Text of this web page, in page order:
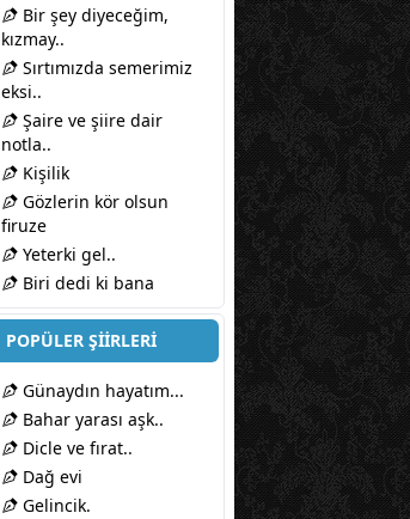
Bir şey diyeceğim,
kızmay..
Sırtımızda semerimiz
eksi..
Şaire ve şiire dair
notla..
Kişilik
Gözlerin kör olsun
firuze
Yeterki gel..
Biri dedi ki bana
POPÜLER ŞİİRLERİ
Günaydın hayatım...
Bahar yarası aşk..
Dicle ve fırat..
Dağ evi
Gelincik.